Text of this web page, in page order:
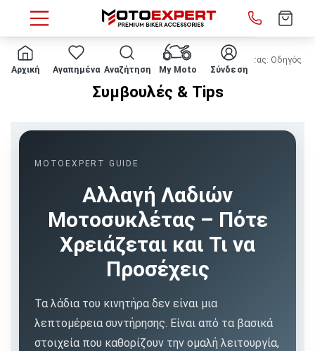
Αρχική Αγαπημένα Αναζήτηση My Moto Σύνδεση
HOME MOTOEXPERT BLOG Αλλαγή Λαδιών Μοτοσυκλέτας: Οδηγός
Συμβουλές & Tips
MOTOEXPERT GUIDE
Αλλαγή Λαδιών
Μοτοσυκλέτας – Πότε
Χρειάζεται και Τι να
Προσέχεις
Τα λάδια του κινητήρα δεν είναι μια
λεπτομέρεια συντήρησης. Είναι από τα βασικά
στοιχεία που καθορίζουν την ομαλή λειτουργία,